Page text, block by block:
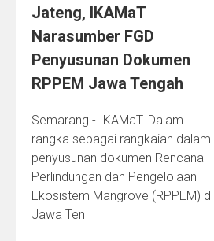
Jateng, IKAMaT
Narasumber FGD
Penyusunan Dokumen
RPPEM Jawa Tengah
Semarang - IKAMaT. Dalam
rangka sebagai rangkaian dalam
penyusunan dokumen Rencana
Perlindungan dan Pengelolaan
Ekosistem Mangrove (RPPEM) di
Jawa Ten